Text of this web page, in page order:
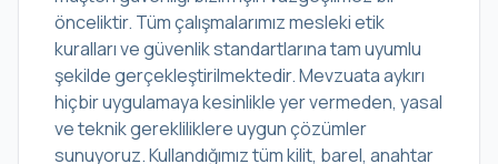
önceliktir. Tüm çalışmalarımız mesleki etik
kuralları ve güvenlik standartlarına tam uyumlu
şekilde gerçekleştirilmektedir. Mevzuata aykırı
hiçbir uygulamaya kesinlikle yer vermeden, yasal
ve teknik gerekliliklere uygun çözümler
sunuyoruz. Kullandığımız tüm kilit, barel, anahtar